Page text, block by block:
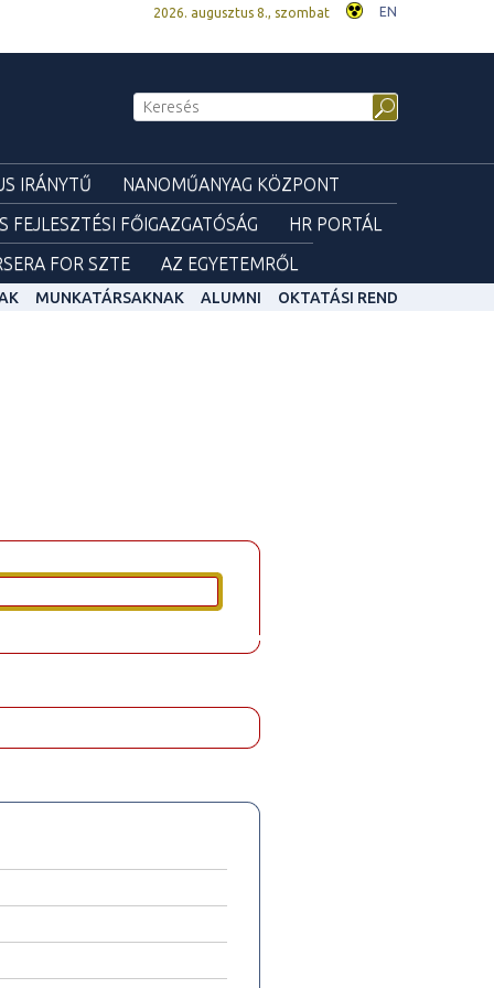
2026. augusztus 8., szombat EN
IRÁNYTŰ
NANOMŰANYAG KÖZPONT
FEJLESZTÉSI FŐIGAZGATÓSÁG
HR PORTÁL
FOR SZTE AZ EGYETEMRŐL
MUNKATÁRSAKNAK ALUMNI OKTATÁSI REND